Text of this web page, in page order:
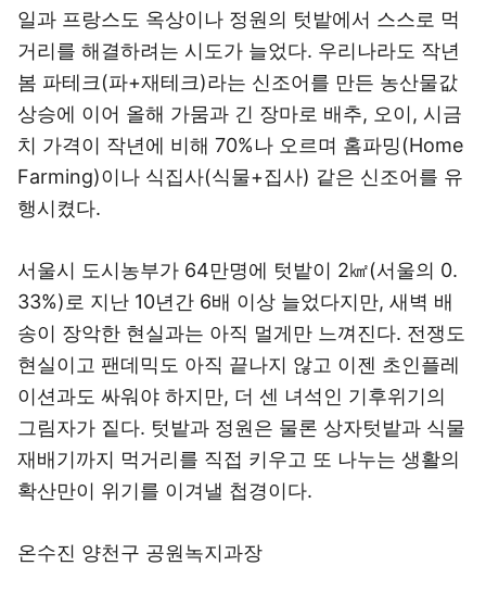
일과 프랑스도 옥상이나 정원의 텃밭에서 스스로 먹
거리를 해결하려는 시도가 늘었다. 우리나라도 작년
봄 파테크(파+재테크)라는 신조어를 만든 농산물값
상승에 이어 올해 가뭄과 긴 장마로 배추, 오이, 시금
치 가격이 작년에 비해 70%나 오르며 홈파밍(Home
Farming)이나 식집사(식물+집사) 같은 신조어를 유
행시켰다.
서울시 도시농부가 64만명에 텃밭이 2㎢(서울의 0.
33%)로 지난 10년간 6배 이상 늘었다지만, 새벽 배
송이 장악한 현실과는 아직 멀게만 느껴진다. 전쟁도
현실이고 팬데믹도 아직 끝나지 않고 이젠 초인플레
이션과도 싸워야 하지만, 더 센 녀석인 기후위기의
그림자가 짙다. 텃밭과 정원은 물론 상자텃밭과 식물
재배기까지 먹거리를 직접 키우고 또 나누는 생활의
확산만이 위기를 이겨낼 첩경이다.
온수진 양천구 공원녹지과장